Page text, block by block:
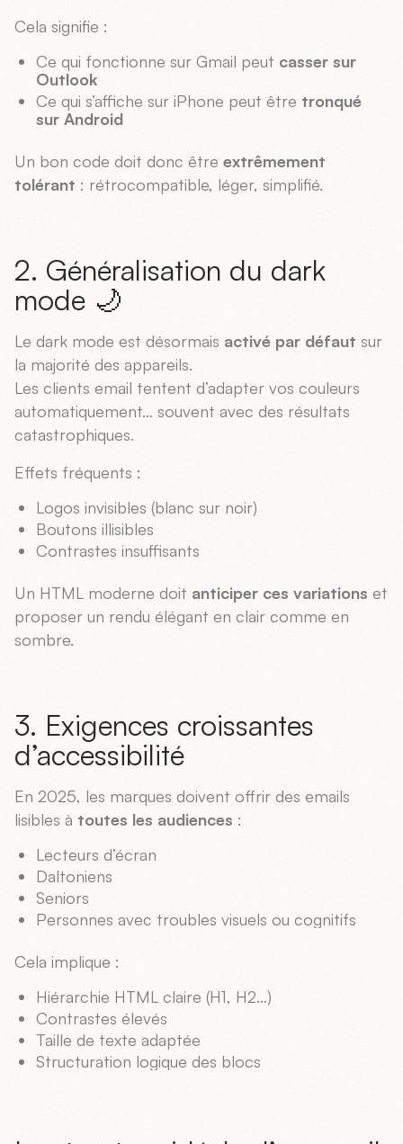
Cela signifie :
Ce qui fonctionne sur Gmail peut casser sur
Outlook
Ce qui s’affiche sur iPhone peut être tronqué
sur Android
Un bon code doit donc être extrêmement
tolérant : rétrocompatible, léger, simplifié.
2. Généralisation du dark
mode 🌙
Le dark mode est désormais activé par défaut sur
la majorité des appareils.
Les clients email tentent d’adapter vos couleurs
automatiquement… souvent avec des résultats
catastrophiques.
Effets fréquents :
Logos invisibles (blanc sur noir)
Boutons illisibles
Contrastes insuffisants
Un HTML moderne doit anticiper ces variations et
proposer un rendu élégant en clair comme en
sombre.
3. Exigences croissantes
d’accessibilité
En 2025, les marques doivent offrir des emails
lisibles à toutes les audiences :
Lecteurs d’écran
Daltoniens
Seniors
Personnes avec troubles visuels ou cognitifs
Cela implique :
Hiérarchie HTML claire (H1, H2…)
Contrastes élevés
Taille de texte adaptée
Structuration logique des blocs